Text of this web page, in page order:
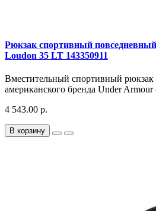
Рюкзак спортивный
Loudon 35 LT 143350911
Вместительный спортивный рюкзак
американского бренда Under
4 543.00 р.
В корзину